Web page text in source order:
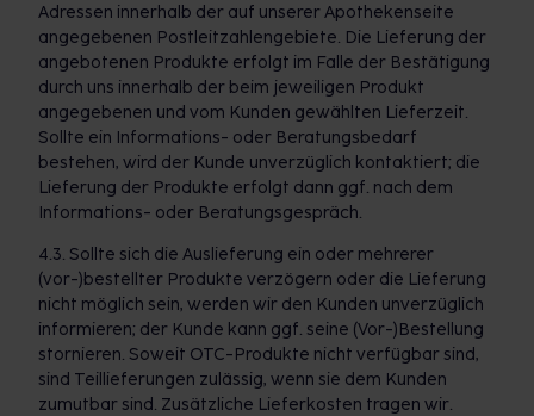
Adressen innerhalb der auf unserer Apothekenseite
angegebenen Postleitzahlengebiete. Die Lieferung der
angebotenen Produkte erfolgt im Falle der Bestätigung
durch uns innerhalb der beim jeweiligen Produkt
angegebenen und vom Kunden gewählten Lieferzeit.
Sollte ein Informations- oder Beratungsbedarf
bestehen, wird der Kunde unverzüglich kontaktiert; die
Lieferung der Produkte erfolgt dann ggf. nach dem
Informations- oder Beratungsgespräch.
4.3. Sollte sich die Auslieferung ein oder mehrerer
(vor-)bestellter Produkte verzögern oder die Lieferung
nicht möglich sein, werden wir den Kunden unverzüglich
informieren; der Kunde kann ggf. seine (Vor-)Bestellung
stornieren. Soweit OTC-Produkte nicht verfügbar sind,
sind Teillieferungen zulässig, wenn sie dem Kunden
zumutbar sind. Zusätzliche Lieferkosten tragen wir.